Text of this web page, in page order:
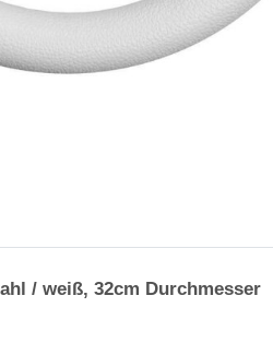
/ weiß, 32cm Durchmesser